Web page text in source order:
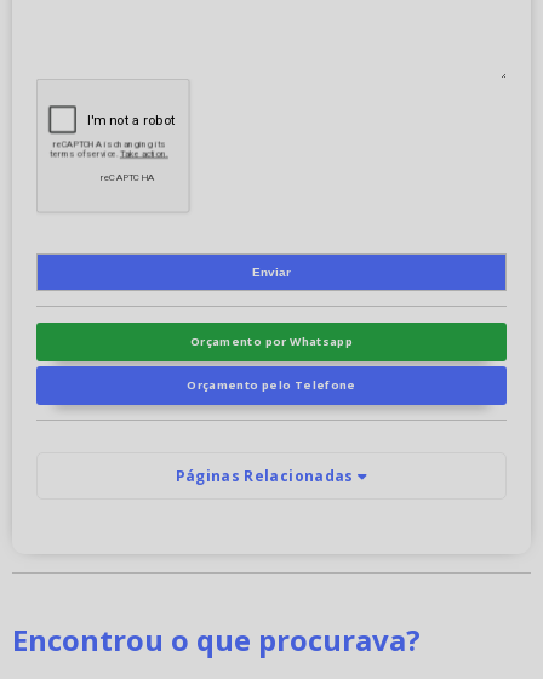
Orçamento por Whatsapp
Orçamento pelo Telefone
Páginas Relacionadas
Encontrou o que procurava?